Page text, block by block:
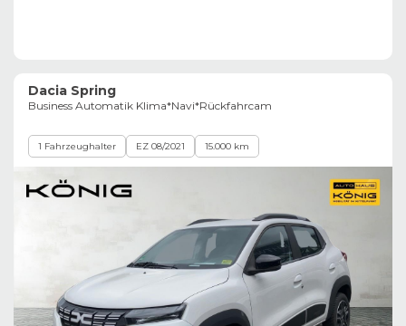
Dacia Spring
Business Automatik Klima*Navi*Rückfahrcam
1 Fahrzeughalter EZ 08/2021 15.000 km